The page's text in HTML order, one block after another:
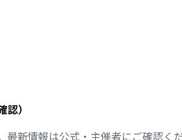
）
最新情報は公式・主催者にご確認く